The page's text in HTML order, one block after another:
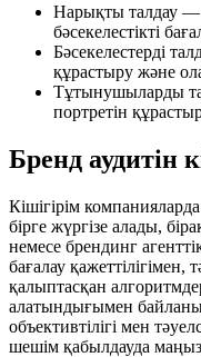
Нарықты талдау —
бәсекелестікті
Бәсекелестерді
құрастыру және
Тұтынушыларды
портретін
Бренд аудитін
Кішігірім
бірге жүргізе алады,
немесе брендинг
бағалау
қалыптасқан
алатындығымен
объективтілігі мен
шешім қабылдауда